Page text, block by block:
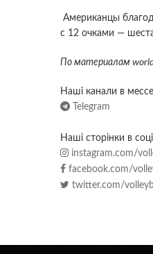
Американцы
с 12 очками —
По материалам
Наші канали в
Telegram
Наші сторінки в
instagram.com/
facebook.com/
twitter.com/